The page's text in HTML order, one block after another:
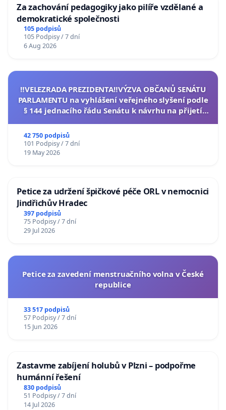
Za zachování pedagogiky jako pilíře vzdělané a
demokratické společnosti
105 podpisů
105 Podpisy / 7 dní
6 Aug 2026
‼️VELEZRADA PREZIDENTA‼️VÝZVA OBČANŮ SENÁTU
PARLAMENTU na vyhlášení veřejného slyšení podle
§ 144 jednacího řádu Senátu k návrhu na přijetí
42 750 podpisů
101 Podpisy / 7 dní
19 May 2026
Petice za udržení špičkové péče ORL v nemocnici
Jindřichův Hradec
397 podpisů
75 Podpisy / 7 dní
29 Jul 2026
Petice za zavedení menstruačního volna v České
republice
33 517 podpisů
57 Podpisy / 7 dní
15 Jun 2026
Zastavme zabíjení holubů v Plzni – podpořme
humánní řešení
830 podpisů
51 Podpisy / 7 dní
14 Jul 2026